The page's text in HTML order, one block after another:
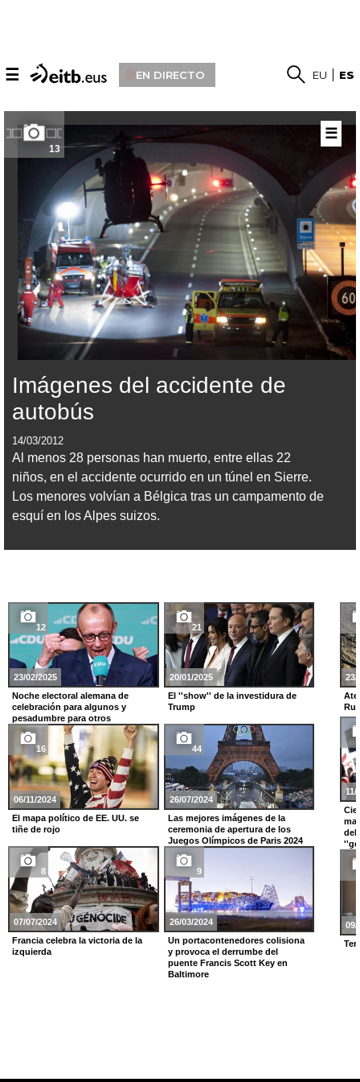
☰ EN DIRECTO EU ES
13
Imágenes del accidente de
autobús
14/03/2012
Al menos 28 personas han muerto, entre ellas 22
niños, en el accidente ocurrido en un túnel en Sierre.
Los menores volvían a Bélgica tras un campamento de
esquí en los Alpes suizos.
☰
12
23/02/2025
Noche electoral alemana de
celebración para algunos y
pesadumbre para otros
21
20/01/2025
El ''show'' de la investidura de
Trump
16
06/11/2024
El mapa político de EE. UU. se
tiñe de rojo
44
26/07/2024
Las mejores imágenes de la
ceremonia de apertura de los
Juegos Olímpicos de Paris 2024
8
07/07/2024
Francia celebra la victoria de la
izquierda
9
26/03/2024
Un portacontenedores colisiona
y provoca el derrumbe del
puente Francis Scott Key en
Baltimore
23/
11/
del
09/